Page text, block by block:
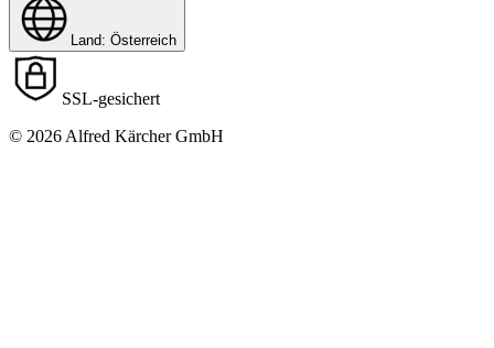
Land: Österreich
SSL-gesichert
© 2026 Alfred Kärcher GmbH